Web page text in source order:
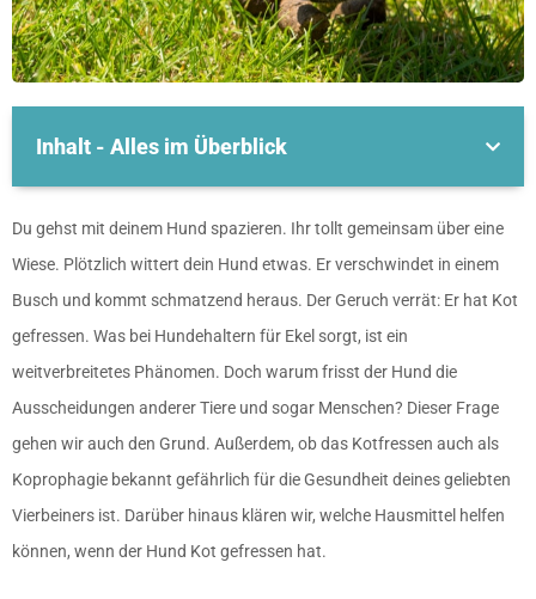
Inhalt - Alles im Überblick
Du gehst mit deinem Hund spazieren. Ihr tollt gemeinsam über eine
Wiese. Plötzlich wittert dein Hund etwas. Er verschwindet in einem
Busch und kommt schmatzend heraus. Der Geruch verrät: Er hat Kot
gefressen. Was bei Hundehaltern für Ekel sorgt, ist ein
weitverbreitetes Phänomen. Doch warum frisst der Hund die
Ausscheidungen anderer Tiere und sogar Menschen? Dieser Frage
gehen wir auch den Grund. Außerdem, ob das Kotfressen auch als
Koprophagie bekannt gefährlich für die Gesundheit deines geliebten
Vierbeiners ist. Darüber hinaus klären wir, welche Hausmittel helfen
können, wenn der Hund Kot gefressen hat.